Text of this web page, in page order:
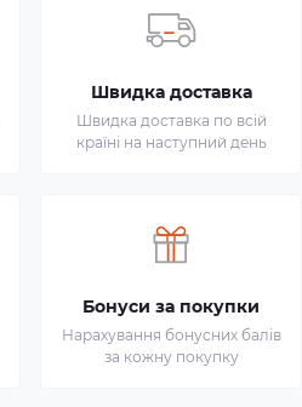
Швидка доставка
Швидка доставка по всій
країні на наступний день
Бонуси за покупки
Нарахування бонусних балів
за кожну покупку